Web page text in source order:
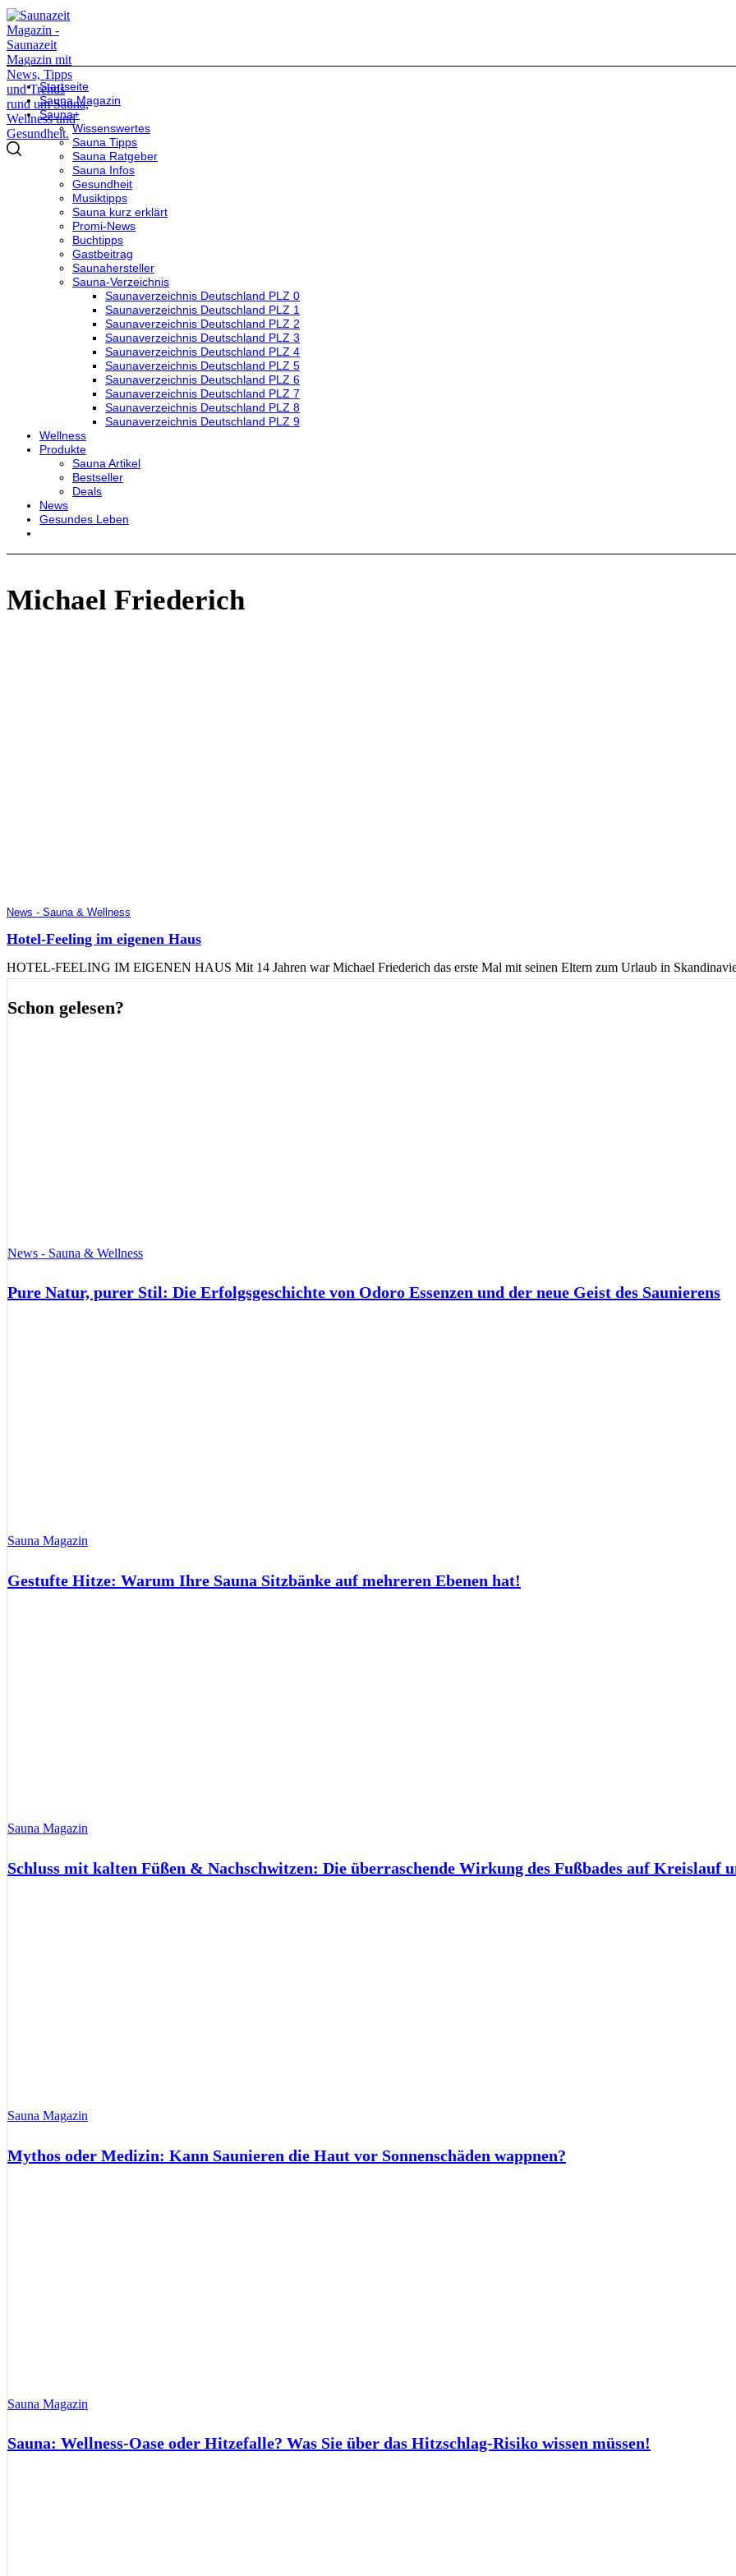
Startseite
Sauna Magazin
Sauna+
Wissenswertes
Sauna Tipps
Sauna Ratgeber
Sauna Infos
Gesundheit
Musiktipps
Sauna kurz erklärt
Promi-News
Buchtipps
Gastbeitrag
Saunahersteller
Sauna-Verzeichnis
Saunaverzeichnis Deutschland PLZ 0
Saunaverzeichnis Deutschland PLZ 1
Saunaverzeichnis Deutschland PLZ 2
Saunaverzeichnis Deutschland PLZ 3
Saunaverzeichnis Deutschland PLZ 4
Saunaverzeichnis Deutschland PLZ 5
Saunaverzeichnis Deutschland PLZ 6
Saunaverzeichnis Deutschland PLZ 7
Saunaverzeichnis Deutschland PLZ 8
Saunaverzeichnis Deutschland PLZ 9
Wellness
Produkte
Sauna Artikel
Bestseller
Deals
News
Gesundes Leben
Michael Friederich
News - Sauna & Wellness
Hotel-Feeling im eigenen Haus
HOTEL-FEELING IM EIGENEN HAUS Mit 14 Jahren war Michael Friederich das erste Mal mit seinen Eltern zum Urlaub in
Schon gelesen?
News - Sauna & Wellness
Pure Natur, purer Stil: Die Erfolgsgeschichte von Odoro Essenzen und der neue Geist des Saunierens
Sauna Magazin
Gestufte Hitze: Warum Ihre Sauna Sitzbänke auf mehreren Ebenen hat!
Sauna Magazin
Schluss mit kalten Füßen & Nachschwitzen: Die überraschende Wirkung des Fußbades auf Kreislauf
Sauna Magazin
Mythos oder Medizin: Kann Saunieren die Haut vor Sonnenschäden wappnen?
Sauna Magazin
Sauna: Wellness-Oase oder Hitzefalle? Was Sie über das Hitzschlag-Risiko wissen müssen!